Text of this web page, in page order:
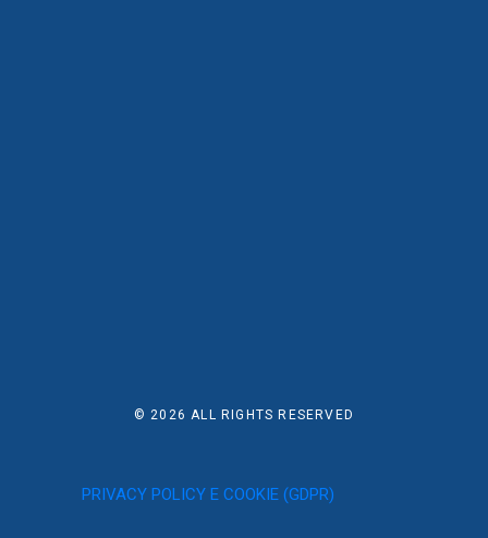
© 2026ALL RIGHTS RESERVED
PRIVACY POLICY E COOKIE (GDPR)